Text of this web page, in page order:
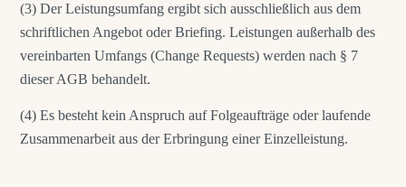
(3) Der Leistungsumfang ergibt sich ausschließlich aus dem
schriftlichen Angebot oder Briefing. Leistungen außerhalb des
vereinbarten Umfangs (Change Requests) werden nach § 7
dieser AGB behandelt.
(4) Es besteht kein Anspruch auf Folgeaufträge oder laufende
Zusammenarbeit aus der Erbringung einer Einzelleistung.